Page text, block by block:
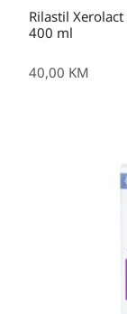
Rilastil
400 ml
40,00 KM